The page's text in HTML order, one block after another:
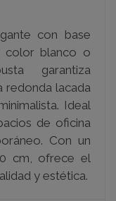
con base
color blanco o
garantiza
redonda lacada
Ideal
de oficina
Con un
cm, ofrece el
y estética.